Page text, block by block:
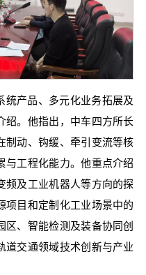
统产品、多元化业务拓展及
绍。他指出，中车四方所长
制动、钩缓、牵引变流等核
与工程化能力。他重点介绍
频及工业机器人等方向的探
项目和定制化工业场景中的
区、智能检测及装备协同创
道交通领域技术创新与产业